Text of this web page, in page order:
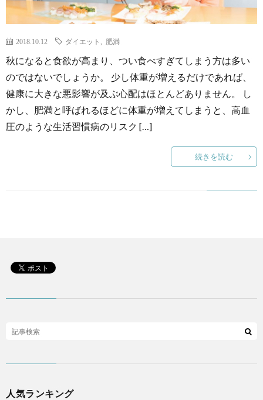
2018.10.12 ダイエット 肥満
秋になると食欲が高まり、つい食べすぎてしまう方は多い
のではないでしょうか。 少し体重が増えるだけであれば、
健康に大きな悪影響が及ぶ心配はほとんどありません。 し
かし、肥満と呼ばれるほどに体重が増えてしまうと、高血
圧のような生活習慣病のリスク […]
続きを読む
人気ランキング